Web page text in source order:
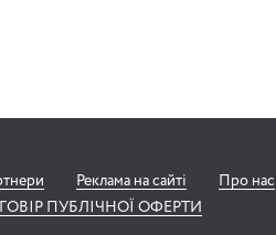
Реклама на сайті Про нас
ПУБЛІЧНОЇ ОФЕРТИ